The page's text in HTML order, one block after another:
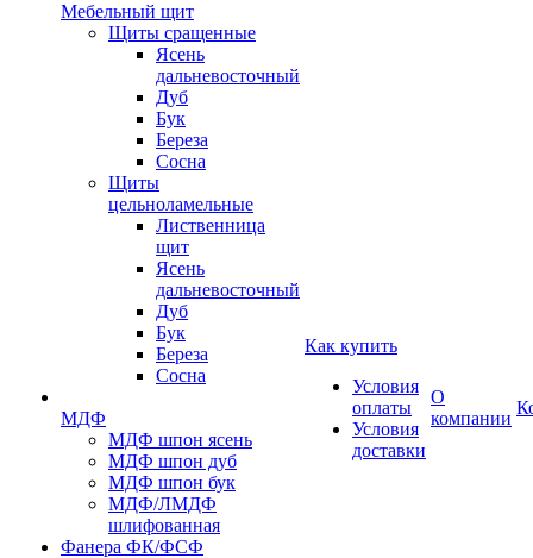
Мебельный щит
Щиты сращенные
Ясень
дальневосточный
Дуб
Бук
Береза
Сосна
Щиты
цельноламельные
Лиственница
щит
Ясень
дальневосточный
Дуб
Бук
Береза
Сосна
МДФ
МДФ шпон ясень
МДФ шпон дуб
МДФ шпон бук
МДФ/ЛМДФ
шлифованная
Фанера ФК/ФСФ
Как купить
Условия
оплаты
Условия
доставки
О
компании